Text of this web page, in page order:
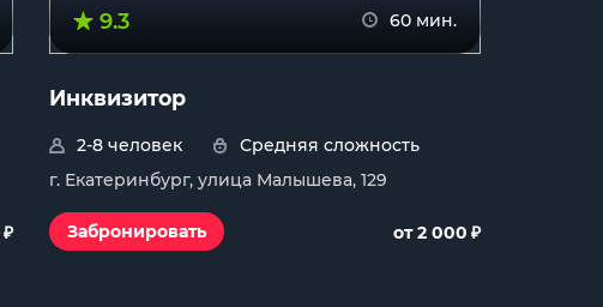
₽
9.3 60 мин.
Инквизитор
2-8 человек
Средняя сложность
г. Екатеринбург, улица Малышева, 129
Забронировать от 2 000 ₽